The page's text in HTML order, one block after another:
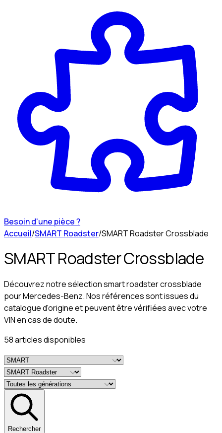
Besoin d'une pièce ?
Accueil/SMART Roadster/SMART Roadster Crossblade
SMART Roadster Crossblade
Découvrez notre sélection smart roadster crossblade
pour Mercedes-Benz. Nos références sont issues du
catalogue d'origine et peuvent être vérifiées avec votre
VIN en cas de doute.
58articlesdisponibles
Rechercher